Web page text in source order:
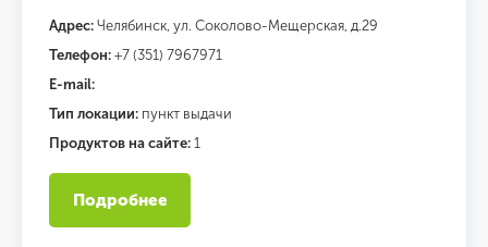
Адрес: Челябинск, ул. Соколово-Мещерская, д.29
Телефон: +7 (351) 7967971
E-mail:
Тип локации: пункт выдачи
Продуктов на сайте: 1
Подробнее